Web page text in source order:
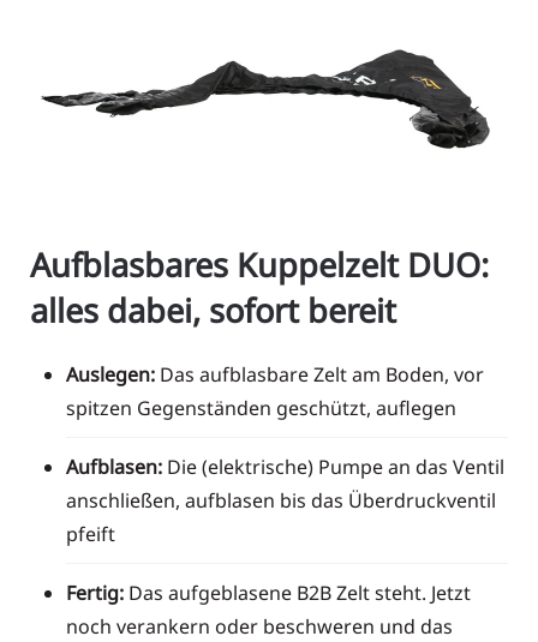
Aufblasbares Kuppelzelt DUO:
alles dabei, sofort bereit
Auslegen: Das aufblasbare Zelt am Boden, vor
spitzen Gegenständen geschützt, auflegen
Aufblasen: Die (elektrische) Pumpe an das Ventil
anschließen, aufblasen bis das Überdruckventil
pfeift
Fertig: Das aufgeblasene B2B Zelt steht. Jetzt
noch verankern oder beschweren und das